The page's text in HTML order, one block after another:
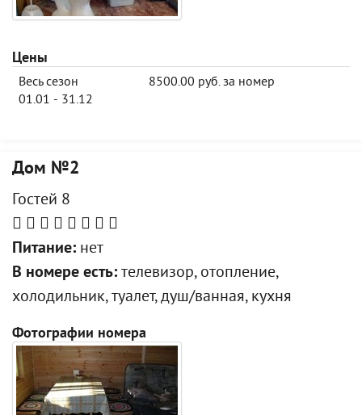
Цены
Весь сезон
01.01 - 31.12
8500.00 руб. за номер
Дом №2
Гостей 8
Питание: нет
В номере есть: телевизор, отопление,
холодильник, туалет, душ/ванная, кухня
Фотографии номера